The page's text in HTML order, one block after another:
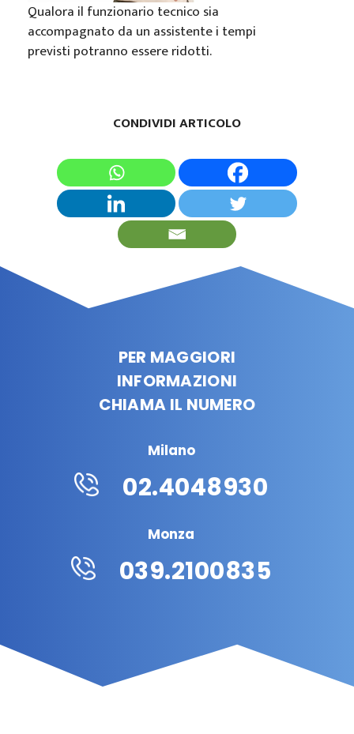
Qualora il funzionario tecnico sia
accompagnato da un assistente i tempi
previsti potranno essere ridotti.
CONDIVIDI ARTICOLO
PER MAGGIORI
INFORMAZIONI
CHIAMA IL NUMERO
Milano
02.4048930
Monza
039.2100835